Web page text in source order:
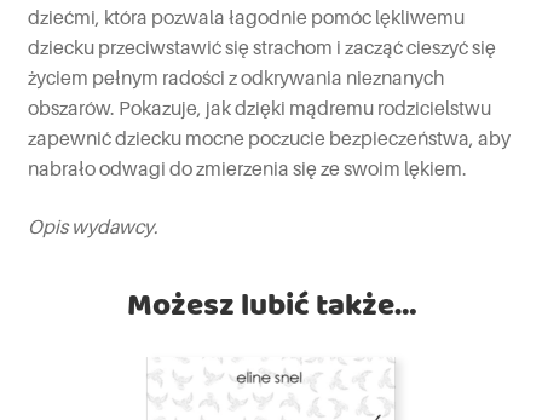
dziećmi, która pozwala łagodnie pomóc lękliwemu
dziecku przeciwstawić się strachom i zacząć cieszyć się
życiem pełnym radości z odkrywania nieznanych
obszarów. Pokazuje, jak dzięki mądremu rodzicielstwu
zapewnić dziecku mocne poczucie bezpieczeństwa, aby
nabrało odwagi do zmierzenia się ze swoim lękiem.
Opis wydawcy.
Możesz lubić także…